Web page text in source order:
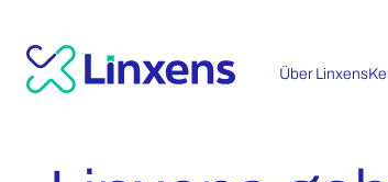
Über Linxens